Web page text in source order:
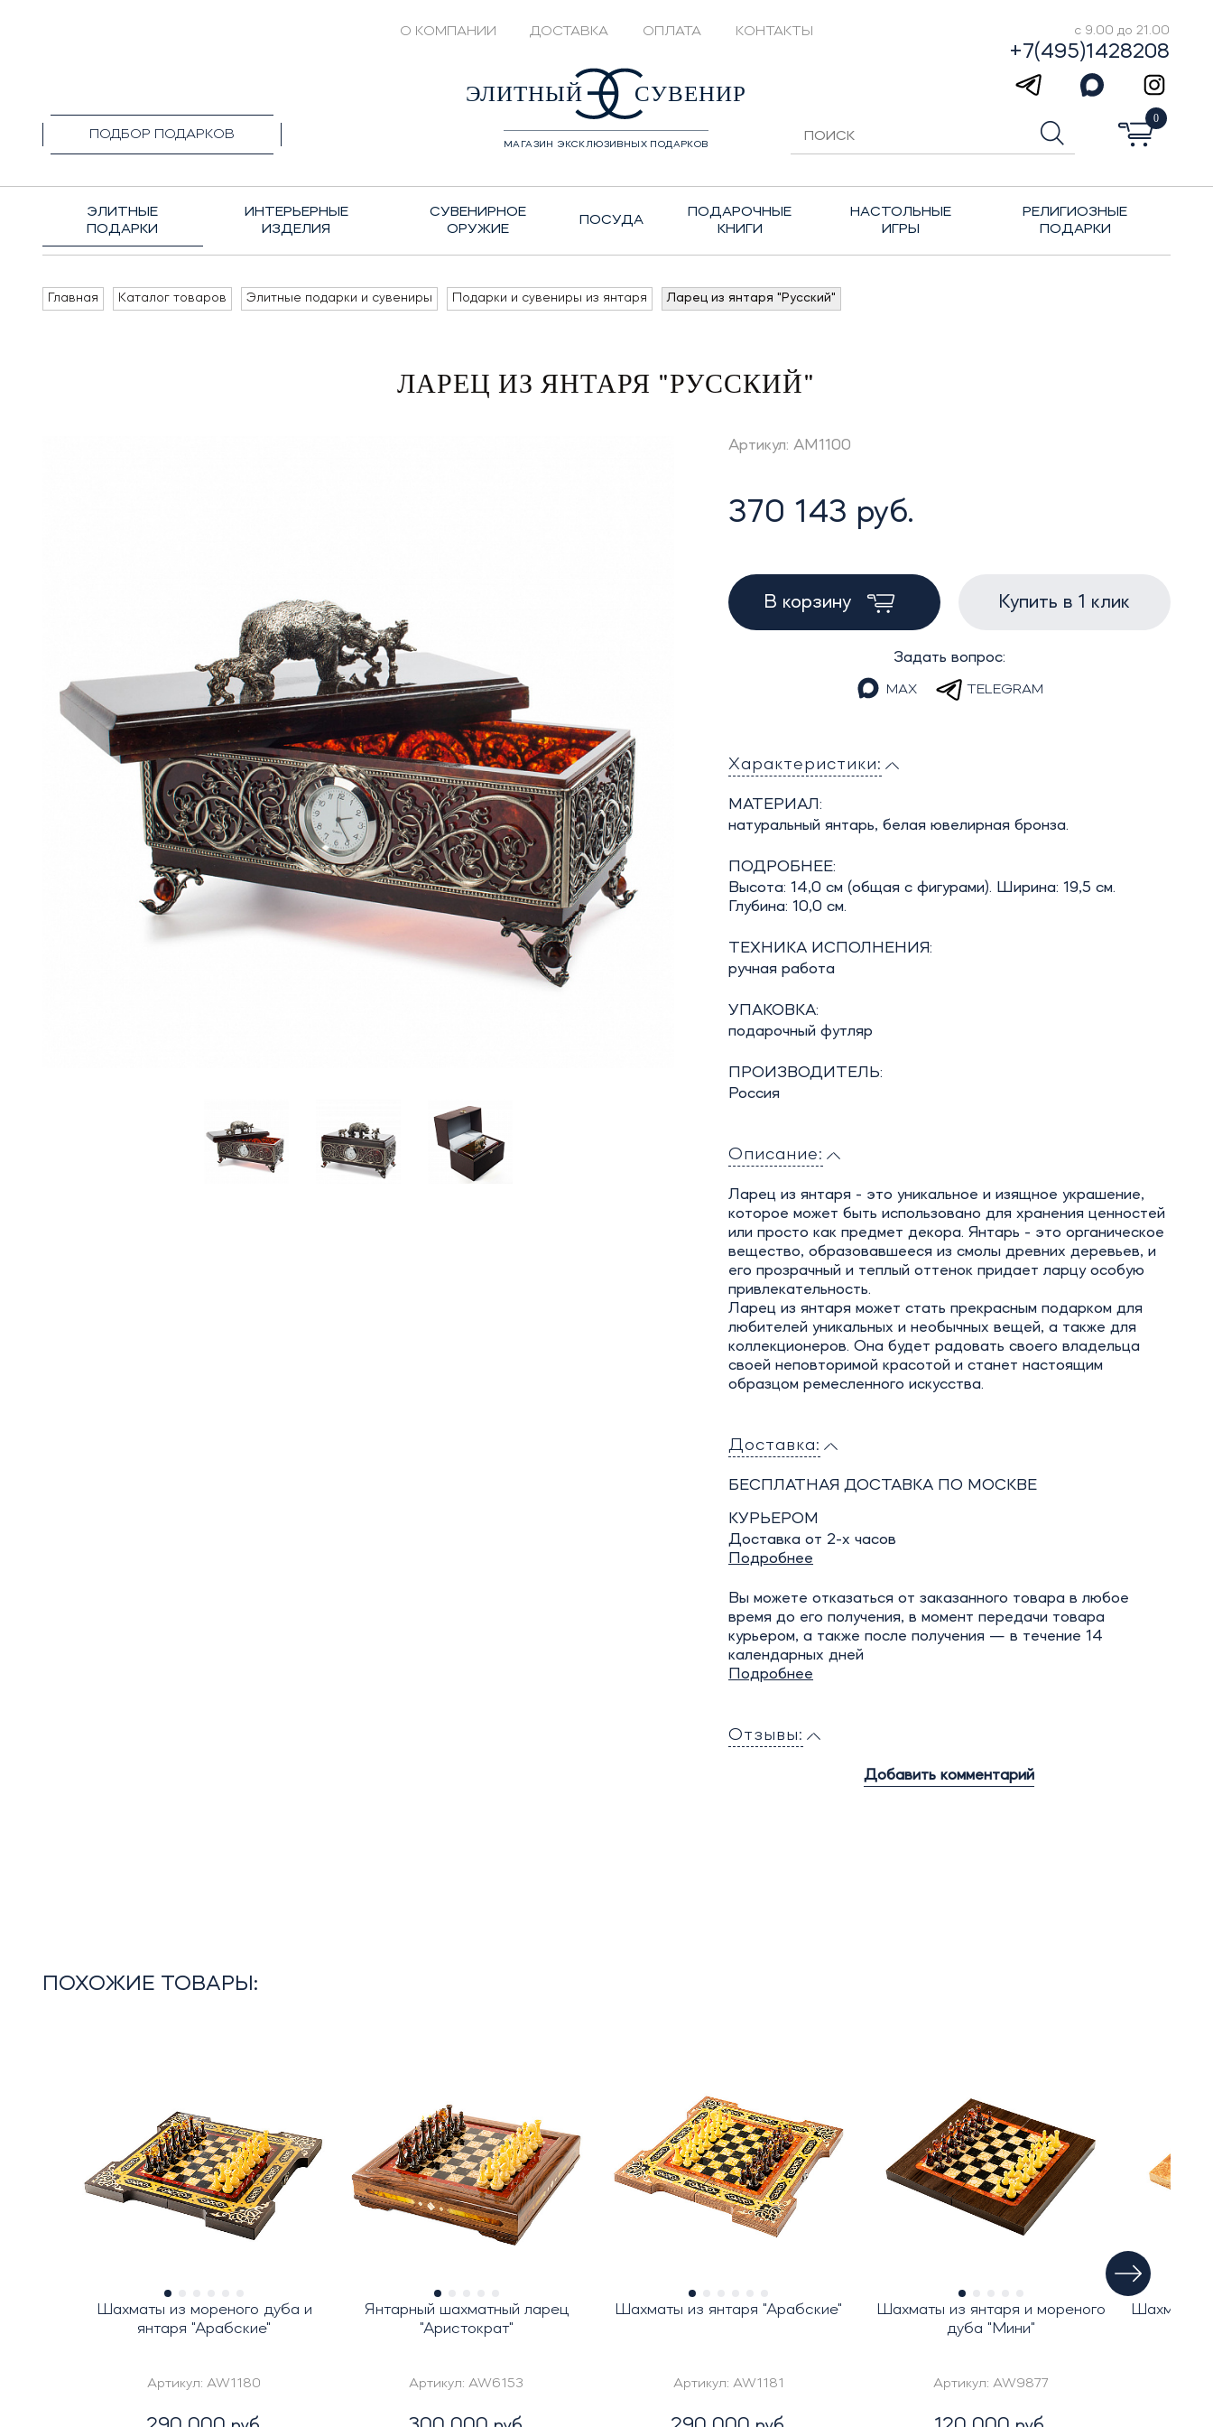
О КОМПАНИИ ДОСТАВКА ОПЛАТА КОНТАКТЫ с 9.00 до 21.00
+7(495)1428208
ПОДБОР ПОДАРКОВ
+7(495)1428208ЭЛИТНЫЙ СУВЕНИР
МАГАЗИН ЭКСКЛЮЗИВНЫХ ПОДАРКОВ
0
ЭЛИТНЫЕ
ПОДАРКИ
ИНТЕРЬЕРНЫЕ
ИЗДЕЛИЯ
СУВЕНИРНОЕ
ОРУЖИЕ
ПОСУДА
ПОДАРОЧНЫЕ
КНИГИ
НАСТОЛЬНЫЕ
ИГРЫ
РЕЛИГИОЗНЫЕ
ПОДАРКИ
Главная Каталог товаров Элитные подарки и сувениры Подарки и сувениры из янтаря Ларец из янтаря "Русский"
ЛАРЕЦ ИЗ ЯНТАРЯ "РУССКИЙ"
Артикул: AM1100
370 143 руб.
В корзину Купить в 1 клик
Задать вопрос:
MAX TELEGRAM
Характеристики:
МАТЕРИАЛ:
натуральный янтарь, белая ювелирная бронза.
ПОДРОБНЕЕ:
Высота: 14,0 см (общая с фигурами). Ширина: 19,5 см.
Глубина: 10,0 см.
ТЕХНИКА ИСПОЛНЕНИЯ:
ручная работа
УПАКОВКА:
подарочный футляр
ПРОИЗВОДИТЕЛЬ:
Россия
Описание:
Ларец из янтаря - это уникальное и изящное украшение,
которое может быть использовано для хранения ценностей
или просто как предмет декора. Янтарь - это органическое
вещество, образовавшееся из смолы древних деревьев, и
его прозрачный и теплый оттенок придает ларцу особую
привлекательность.
Ларец из янтаря может стать прекрасным подарком для
любителей уникальных и необычных вещей, а также для
коллекционеров. Она будет радовать своего владельца
своей неповторимой красотой и станет настоящим
образцом ремесленного искусства.
Доставка:
БЕСПЛАТНАЯ ДОСТАВКА ПО МОСКВЕ
КУРЬЕРОМ
Доставка от 2-х часов
Подробнее
Вы можете отказаться от заказанного товара в любое
время до его получения, в момент передачи товара
курьером, а также после получения — в течение 14
календарных дней
Подробнее
Отзывы:
Добавить комментарий
ПОХОЖИЕ ТОВАРЫ:
Шахматы из мореного дуба и
янтаря "Арабские"
Артикул:AW1180
Янтарный шахматный ларец
"Аристократ"
Артикул:AW6153
Шахматы из янтаря "Арабские"
Артикул: AW1181
Шахматы из янтаря и мореного
дуба "Мини"
Артикул: AW9877
Шахматы